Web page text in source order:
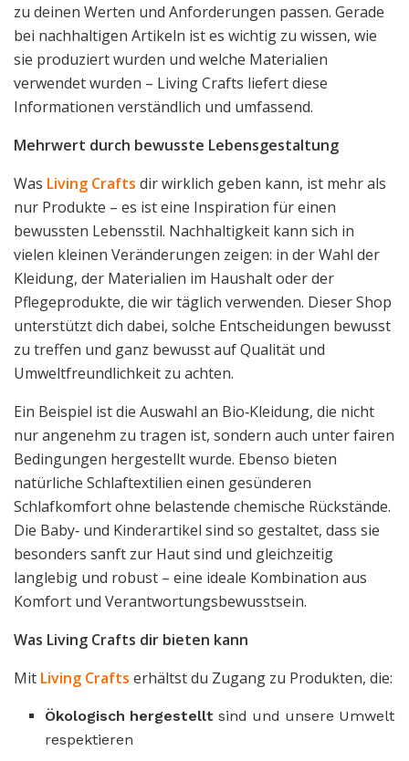
zu deinen Werten und Anforderungen passen. Gerade
bei nachhaltigen Artikeln ist es wichtig zu wissen, wie
sie produziert wurden und welche Materialien
verwendet wurden – Living Crafts liefert diese
Informationen verständlich und umfassend.
Mehrwert durch bewusste Lebensgestaltung
Was Living Crafts dir wirklich geben kann, ist mehr als
nur Produkte – es ist eine Inspiration für einen
bewussten Lebensstil. Nachhaltigkeit kann sich in
vielen kleinen Veränderungen zeigen: in der Wahl der
Kleidung, der Materialien im Haushalt oder der
Pflegeprodukte, die wir täglich verwenden. Dieser Shop
unterstützt dich dabei, solche Entscheidungen bewusst
zu treffen und ganz bewusst auf Qualität und
Umweltfreundlichkeit zu achten.
Ein Beispiel ist die Auswahl an Bio‑Kleidung, die nicht
nur angenehm zu tragen ist, sondern auch unter fairen
Bedingungen hergestellt wurde. Ebenso bieten
natürliche Schlaftextilien einen gesünderen
Schlafkomfort ohne belastende chemische Rückstände.
Die Baby‑ und Kinderartikel sind so gestaltet, dass sie
besonders sanft zur Haut sind und gleichzeitig
langlebig und robust – eine ideale Kombination aus
Komfort und Verantwortungsbewusstsein.
Was Living Crafts dir bieten kann
Mit Living Crafts erhältst du Zugang zu Produkten, die:
Ökologisch hergestellt sind und unsere Umwelt
respektieren